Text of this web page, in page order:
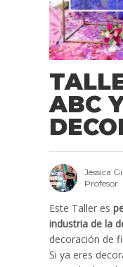
ABC
Jessica
Profesor
Este Taller es
industria de la
decoración de
Si ya eres